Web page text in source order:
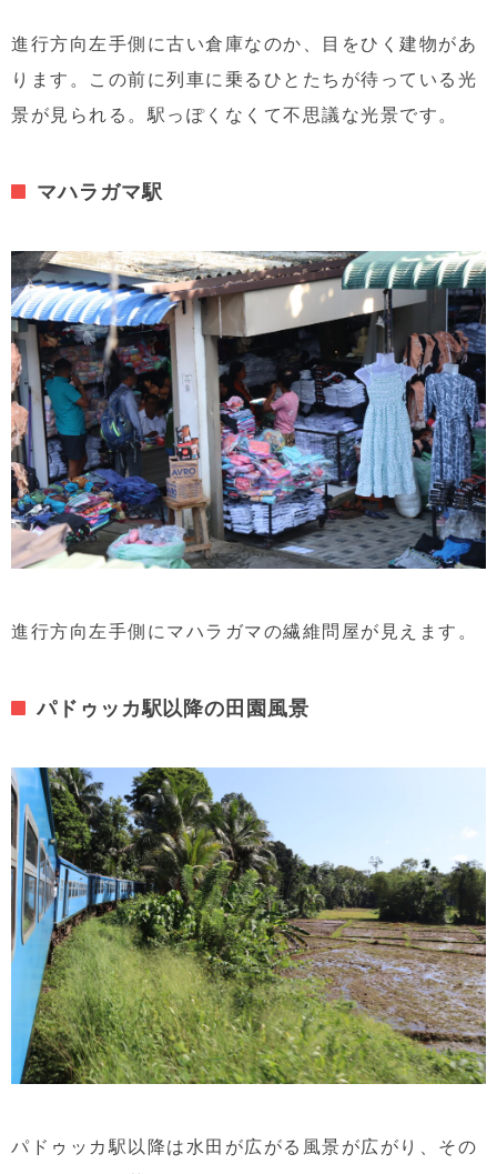
進行方向左手側に古い倉庫なのか、目をひく建物があ
ります。この前に列車に乗るひとたちが待っている光
景が見られる。駅っぽくなくて不思議な光景です。
マハラガマ駅
進行方向左手側にマハラガマの繊維問屋が見えます。
パドゥッカ駅以降の田園風景
パドゥッカ駅以降は水田が広がる風景が広がり、その